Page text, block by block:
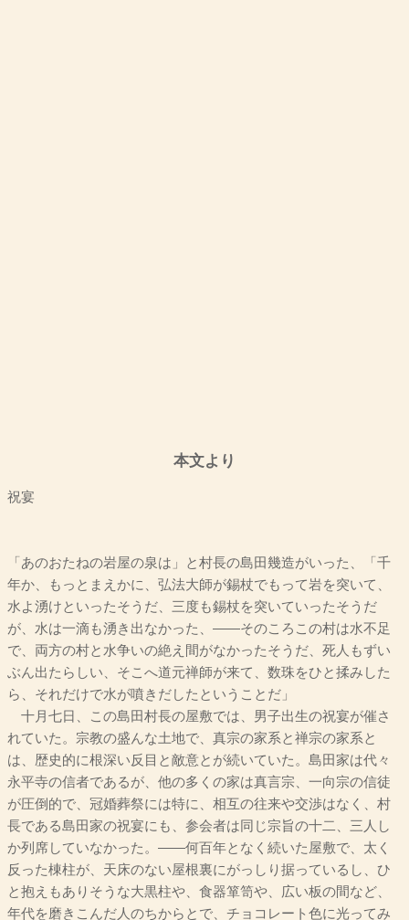
本文より
祝宴
「あのおたねの岩屋の泉は」と村長の島田幾造がいった、「千
年か、もっとまえかに、弘法大師が錫杖でもって岩を突いて、
水よ湧けといったそうだ、三度も錫杖を突いていったそうだ
が、水は一滴も湧き出なかった、――そのころこの村は水不足
で、両方の村と水争いの絶え間がなかったそうだ、死人もずい
ぶん出たらしい、そこへ道元禅師が来て、数珠をひと揉みした
ら、それだけで水が噴きだしたということだ」
十月七日、この島田村長の屋敷では、男子出生の祝宴が催さ
れていた。宗教の盛んな土地で、真宗の家系と禅宗の家系と
は、歴史的に根深い反目と敵意とが続いていた。島田家は代々
永平寺の信者であるが、他の多くの家は真言宗、一向宗の信徒
が圧倒的で、冠婚葬祭には特に、相互の往来や交渉はなく、村
長である島田家の祝宴にも、参会者は同じ宗旨の十二、三人し
か列席していなかった。――何百年となく続いた屋敷で、太く
反った棟柱が、天床のない屋根裏にがっしり据っているし、ひ
と抱えもありそうな大黒柱や、食器箪笥や、広い板の間など、
年代を磨きこんだ人のちからとで、チョコレート色に光ってみ